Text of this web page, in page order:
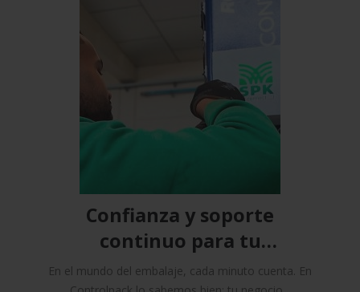
Confianza y soporte
continuo para tu
maquinaria
En el mundo del embalaje, cada minuto cuenta. En